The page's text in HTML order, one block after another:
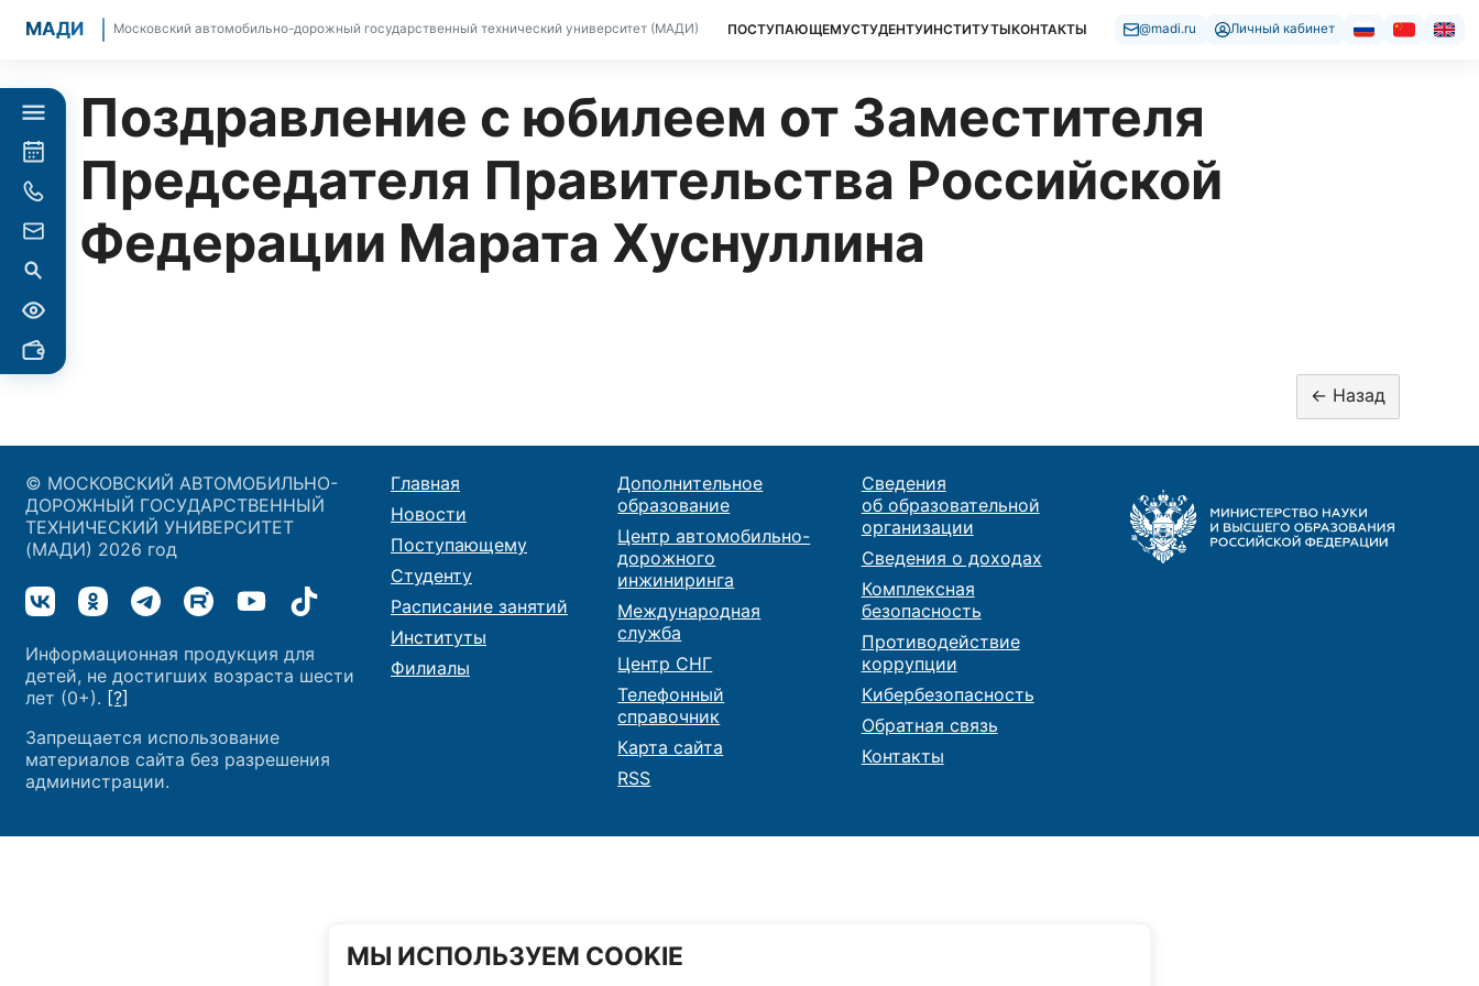
МАДИ Московский автомобильно-дорожный государственный технический университет (МАДИ) ПОСТУПАЮЩЕМУСТУДЕНТУИНСТИТУТЫКОНТАКТЫ @madi.ru Личный кабинет
Поздравление с юбилеем от Заместителя
Председателя Правительства Российской
Федерации Марата Хуснуллина
МЫ ИСПОЛЬЗУЕМ COOKIE
© МОСКОВСКИЙ АВТОМОБИЛЬНО-
ДОРОЖНЫЙ ГОСУДАРСТВЕННЫЙ
ТЕХНИЧЕСКИЙ УНИВЕРСИТЕТ
(МАДИ) 2026 год
Информационная продукция для
детей, не достигших возраста шести
лет (0+). [?]
Запрещается использование
материалов сайта без разрешения
администрации.
Главная
Новости
Поступающему
Студенту
Расписание занятий
Институты
Филиалы
Дополнительное
образование
Центр автомобильно-
дорожного
инжиниринга
Международная
служба
Центр СНГ
Телефонный
справочник
Карта сайта
RSS
Сведения
об образовательной
организации
Сведения о доходах
Комплексная
безопасность
Противодействие
коррупции
Кибербезопасность
Обратная связь
Контакты